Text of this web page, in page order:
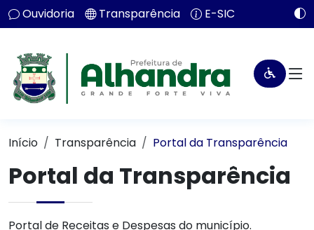
Ouvidoria Transparência E-SIC
Início Transparência Portal da Transparência
Portal da Transparência
Portal de Receitas e Despesas do município.